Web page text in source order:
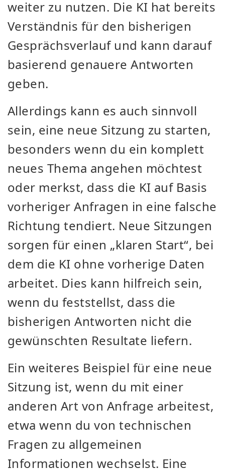
weiter zu nutzen. Die KI hat bereits
Verständnis für den bisherigen
Gesprächsverlauf und kann darauf
basierend genauere Antworten
geben.
Allerdings kann es auch sinnvoll
sein, eine neue Sitzung zu starten,
besonders wenn du ein komplett
neues Thema angehen möchtest
oder merkst, dass die KI auf Basis
vorheriger Anfragen in eine falsche
Richtung tendiert. Neue Sitzungen
sorgen für einen „klaren Start“, bei
dem die KI ohne vorherige Daten
arbeitet. Dies kann hilfreich sein,
wenn du feststellst, dass die
bisherigen Antworten nicht die
gewünschten Resultate liefern.
Ein weiteres Beispiel für eine neue
Sitzung ist, wenn du mit einer
anderen Art von Anfrage arbeitest,
etwa wenn du von technischen
Fragen zu allgemeinen
Informationen wechselst. Eine